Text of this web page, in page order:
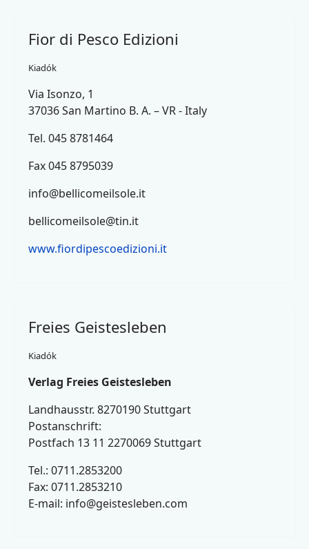
Fior di Pesco Edizioni
Kiadók
Via Isonzo, 1
37036 San Martino B. A. – VR - Italy
Tel. 045 8781464
Fax 045 8795039
info@bellicomeilsole.it
bellicomeilsole@tin.it
www.fiordipescoedizioni.it
Freies Geistesleben
Kiadók
Verlag Freies Geistesleben
Landhausstr. 8270190 Stuttgart
Postanschrift:
Postfach 13 11 2270069 Stuttgart
Tel.: 0711.2853200
Fax: 0711.2853210
E-mail: info@geistesleben.com